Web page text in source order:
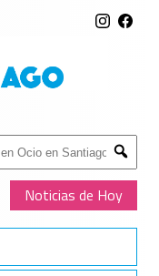
Submit
Noticias de Hoy